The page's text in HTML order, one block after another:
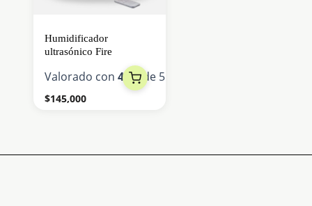
Humidificador
ultrasónico Fire
Valorado con 4.77de 5
$145,000
pueden
elegir
en
de